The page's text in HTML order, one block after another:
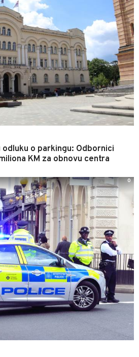
odluku o parkingu: Odbornici
KM za obnovu centra
0